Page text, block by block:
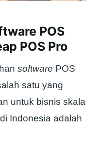
POS
POS Pro
software POS
satu yang
untuk bisnis skala
Indonesia adalah